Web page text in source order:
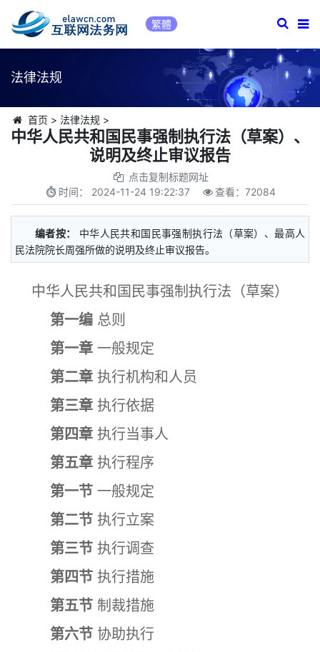
繁體
法律法规
首页 > 法律法规 >
中华人民共和国民事强制执行法（草案）、
说明及终止审议报告
点击复制标题网址
时间： 2024-11-24 19:22:37 查看：72084
编者按：
中华人民共和国民事强制执行法（草案）、最高人
民法院院长周强所做的说明及终止审议报告。
中华人民共和国民事强制执行法（草案）
第一编 总则
第一章 一般规定
第二章 执行机构和人员
第三章 执行依据
第四章 执行当事人
第五章 执行程序
第一节 一般规定
第二节 执行立案
第三节 执行调查
第四节 执行措施
第五节 制裁措施
第六节 协助执行